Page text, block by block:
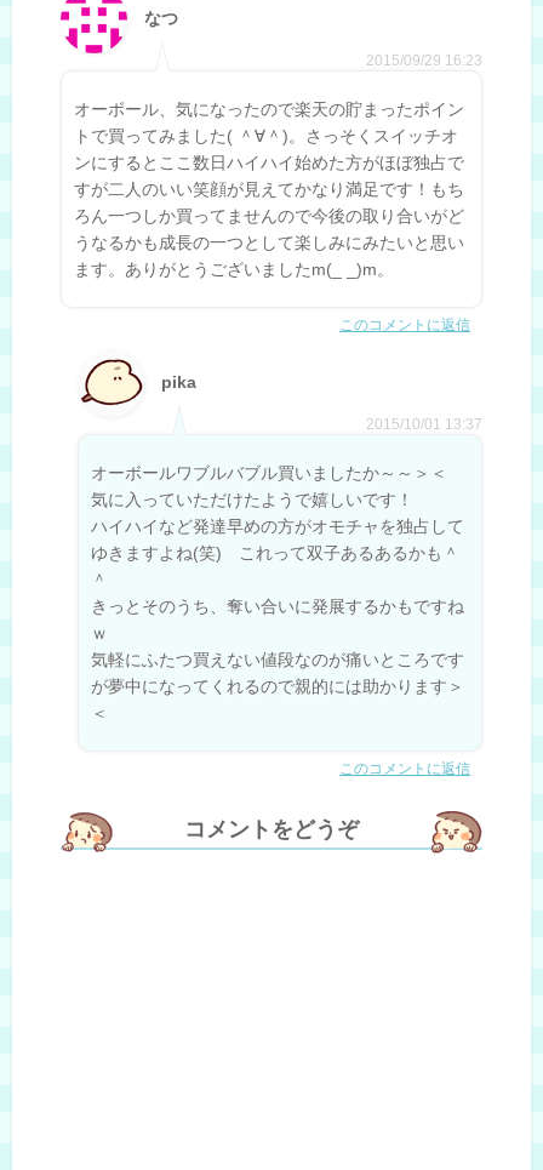
なつ
2015/09/29 16:23
オーボール、気になったので楽天の貯まったポイン
トで買ってみました( ＾∀＾)。さっそくスイッチオ
ンにするとここ数日ハイハイ始めた方がほぼ独占で
すが二人のいい笑顔が見えてかなり満足です！もち
ろん一つしか買ってませんので今後の取り合いがど
うなるかも成長の一つとして楽しみにみたいと思い
ます。ありがとうございましたm(_ _)m。
このコメントに返信
pika
2015/10/01 13:37
オーボールワブルバブル買いましたか～～＞＜
気に入っていただけたようで嬉しいです！
ハイハイなど発達早めの方がオモチャを独占して
ゆきますよね(笑) これって双子あるあるかも＾
＾
きっとそのうち、奪い合いに発展するかもですね
ｗ
気軽にふたつ買えない値段なのが痛いところです
が夢中になってくれるので親的には助かります＞
＜
このコメントに返信
コメントをどうぞ